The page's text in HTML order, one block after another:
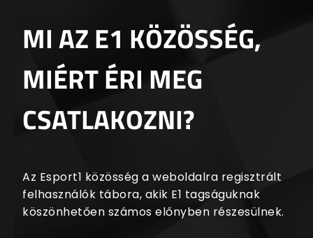
MI AZ E1 KÖZÖSSÉG,
MIÉRT ÉRI MEG
CSATLAKOZNI?
Az Esport1 közösség a weboldalra regisztrált
felhasználók tábora, akik E1 tagságuknak
köszönhetően számos előnyben részesülnek.